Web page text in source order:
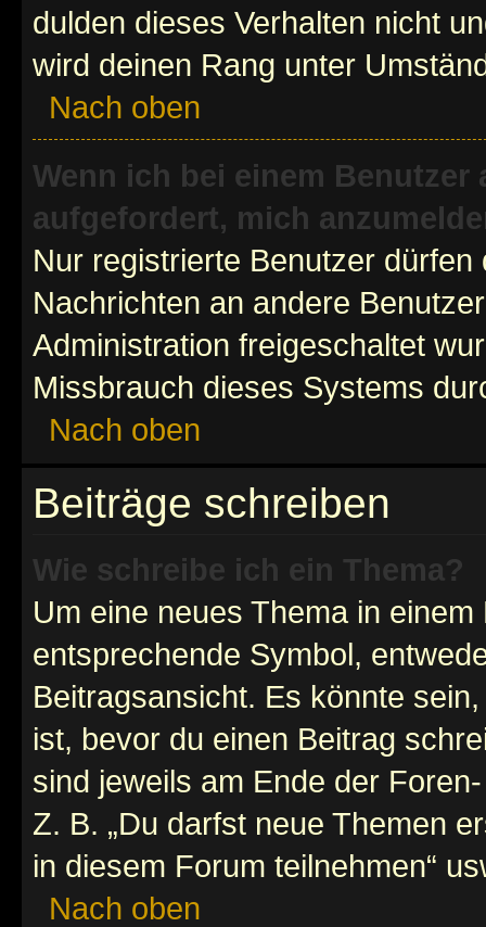
dulden dieses Verhalten nicht
wird deinen Rang unter
Nach oben
Wenn ich bei einem
aufgefordert, mich
Nur registrierte Benutzer
Nachrichten an andere
Administration freigeschaltet
Missbrauch dieses Systems
Nach oben
Beiträge schreiben
Wie schreibe ich ein Thema?
Um eine neues Thema in
entsprechende Symbol,
Beitragsansicht. Es könnte
ist, bevor du einen Beitrag
sind jeweils am Ende der
Z. B. „Du darfst neue Themen
in diesem Forum teilnehmen“
Nach oben